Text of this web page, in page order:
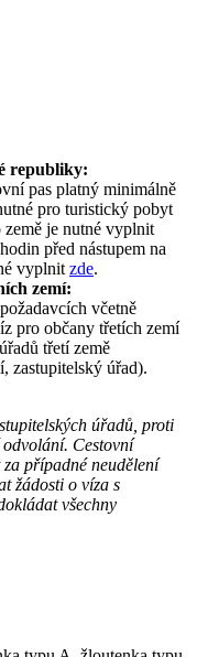
republiky:
pas platný minimálně
pro turistický pobyt
je nutné vyplnit
před nástupem na
vyplnit zde.
zemí:
včetně
pro občany třetích zemí
třetí země
zastupitelský úřad).
úřadů, proti
Cestovní
případné neudělení
žádosti o víza s
všechny